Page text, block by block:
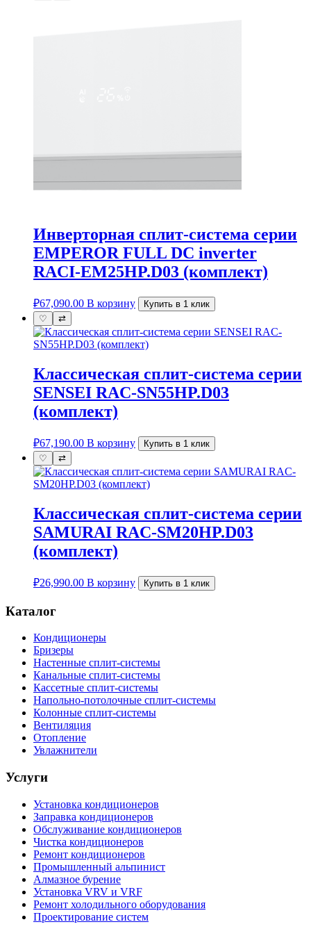
Инверторная сплит-система серии
EMPEROR FULL DC inverter
RACI-EM25HP.D03 (комплект)
₽67,090.00 В корзину
Купить в 1 клик
♡
⇄
Классическая сплит-система серии
SENSEI RAC-SN55HP.D03
(комплект)
₽67,190.00 В корзину
Купить в 1 клик
♡
⇄
Классическая сплит-система серии
SAMURAI RAC-SM20HP.D03
(комплект)
₽26,990.00 В корзину Купить в 1 клик
Каталог
Кондиционеры
Бризеры
Настенные сплит-системы
Канальные сплит-системы
Кассетные сплит-системы
Напольно-потолочные сплит-системы
Колонные сплит-системы
Вентиляция
Отопление
Увлажнители
Услуги
Установка кондиционеров
Заправка кондиционеров
Обслуживание кондиционеров
Чистка кондиционеров
Ремонт кондиционеров
Промышленный альпинист
Алмазное бурение
Установка VRV и VRF
Ремонт холодильного оборудования
Проектирование систем